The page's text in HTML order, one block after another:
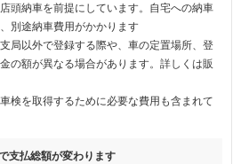
頭納車を前提にしています。自宅への納車
別途納車費用がかかります
局以外で登録する際や、車の定置場所、登
の額が異なる場合があります。詳しくは販
検を取得するために必要な費用も含まれて
支払総額が変わります